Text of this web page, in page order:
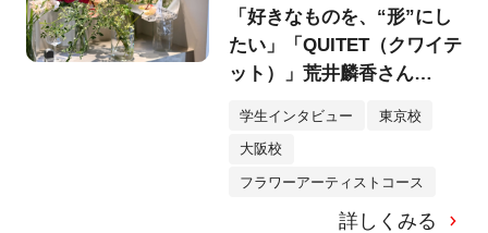
「好きなものを、“形”にし
たい」「QUITET（クワイテ
ット）」荒井麟香さん
学生インタビュー 東京校
大阪校
フラワーアーティストコース
詳しくみる